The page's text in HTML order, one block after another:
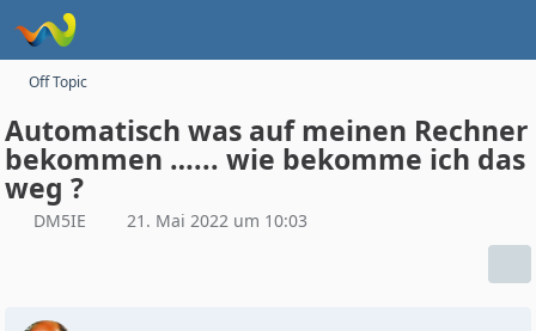
Off Topic
Automatisch was auf meinen Rechner
bekommen …... wie bekomme ich das
weg ?
DM5IE 21. Mai 2022 um 10:03